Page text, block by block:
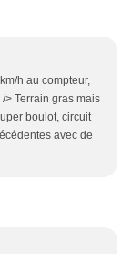
h au compteur,
> Terrain gras mais
boulot, circuit
avec de